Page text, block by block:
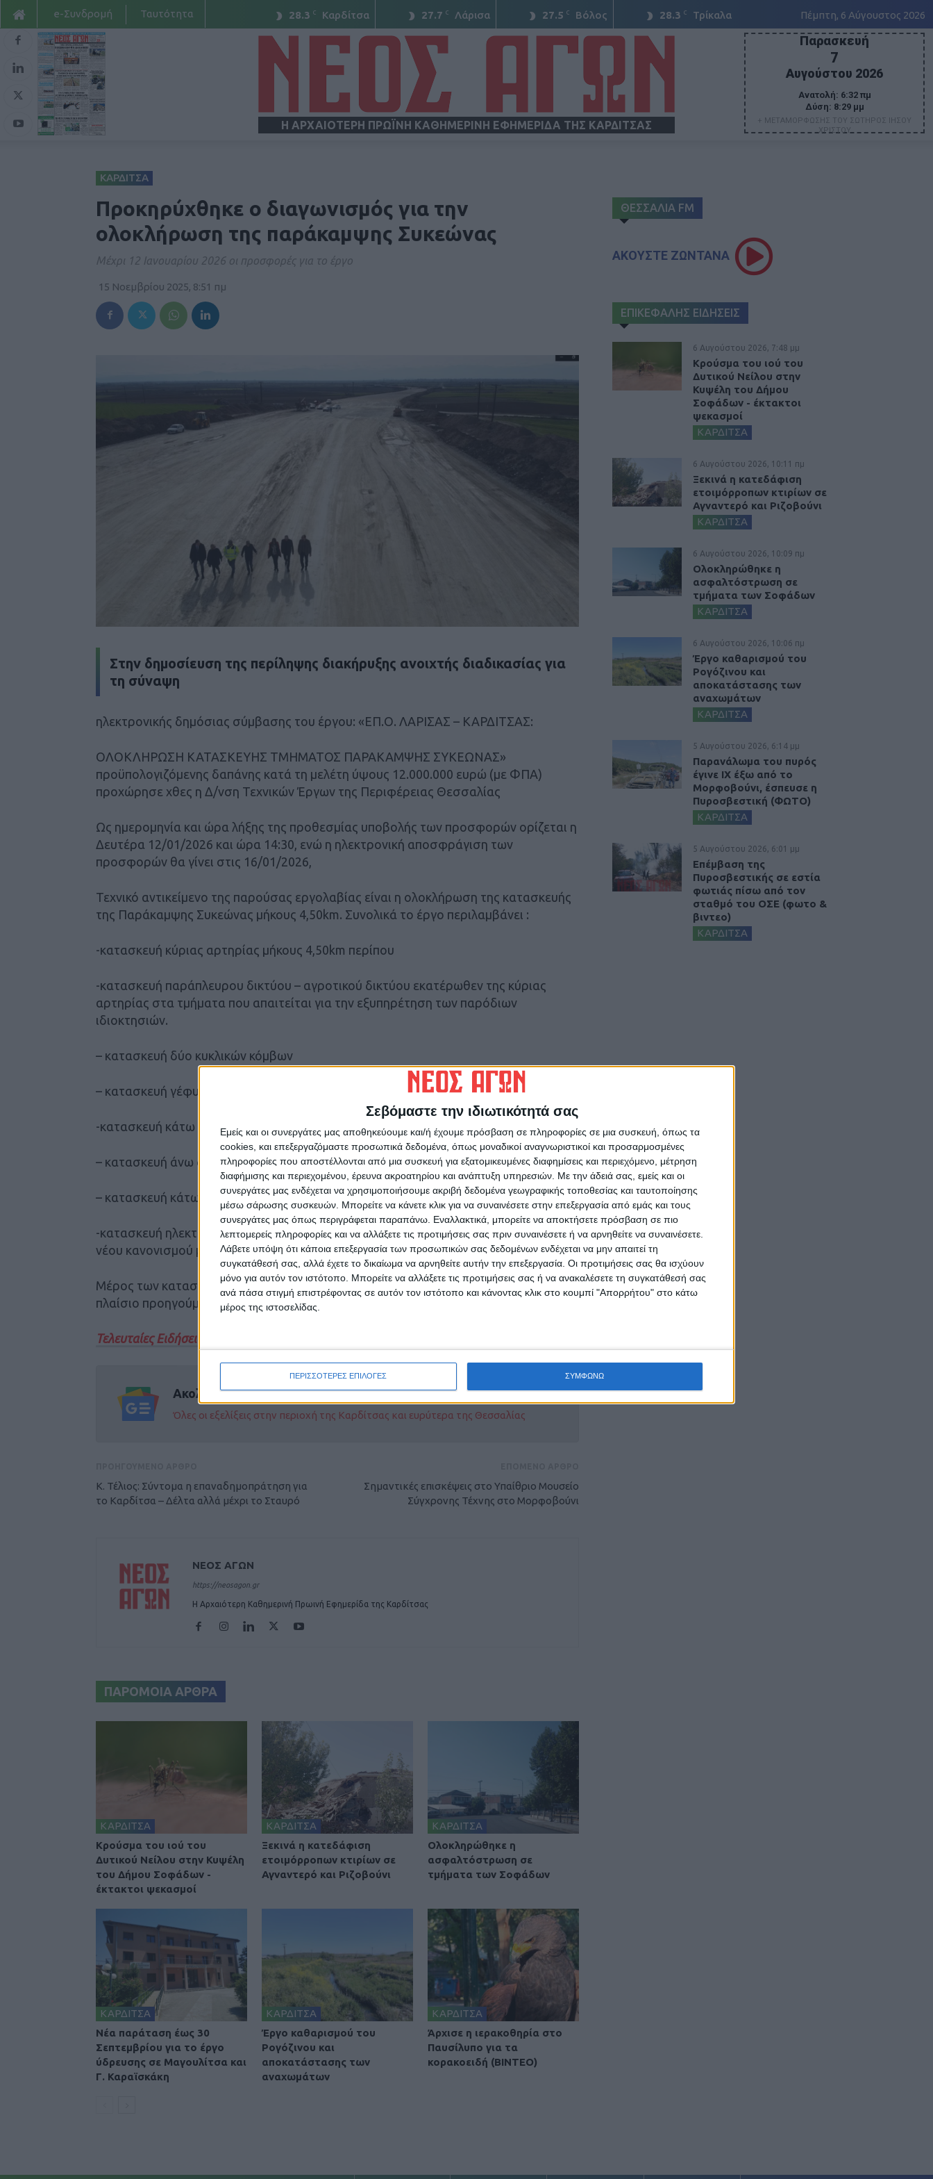
Σεβόμαστε την ιδιωτικότητά σας
Εμείς και οι συνεργάτες μας αποθηκεύουμε και/ή έχουμε πρόσβαση σε πληροφορίες σε μια συσκευή, όπως τα
cookies, και επεξεργαζόμαστε προσωπικά δεδομένα, όπως μοναδικοί αναγνωριστικοί και προσαρμοσμένες
πληροφορίες που αποστέλλονται από μια συσκευή για εξατομικευμένες διαφημίσεις και περιεχόμενο, μέτρηση
διαφήμισης και περιεχομένου, έρευνα ακροατηρίου και ανάπτυξη υπηρεσιών. Με την άδειά σας, εμείς και οι
συνεργάτες μας ενδέχεται να χρησιμοποιήσουμε ακριβή δεδομένα γεωγραφικής τοποθεσίας και ταυτοποίησης
μέσω σάρωσης συσκευών. Μπορείτε να κάνετε κλικ για να συναινέσετε στην επεξεργασία από εμάς και τους
συνεργάτες μας όπως περιγράφεται παραπάνω. Εναλλακτικά, μπορείτε να αποκτήσετε πρόσβαση σε πιο
λεπτομερείς πληροφορίες και να αλλάξετε τις προτιμήσεις σας πριν συναινέσετε ή να αρνηθείτε να συναινέσετε.
Λάβετε υπόψη ότι κάποια επεξεργασία των προσωπικών σας δεδομένων ενδέχεται να μην απαιτεί τη
συγκατάθεσή σας, αλλά έχετε το δικαίωμα να αρνηθείτε αυτήν την επεξεργασία. Οι προτιμήσεις σας θα ισχύουν
μόνο για αυτόν τον ιστότοπο. Μπορείτε να αλλάξετε τις προτιμήσεις σας ή να ανακαλέσετε τη συγκατάθεσή σας
ανά πάσα στιγμή επιστρέφοντας σε αυτόν τον ιστότοπο και κάνοντας κλικ στο κουμπί "Απορρήτου" στο κάτω
μέρος της ιστοσελίδας.
ΠΕΡΙΣΣΟΤΕΡΕΣ ΕΠΙΛΟΓΕΣ ΣΥΜΦΩΝΩ
28.3 C Καρδίτσα 27.7 C Λάρισα 27.5 C Βόλος 28.3 C Τρίκαλα Πέμπτη, 6 Αύγουστος 2026
e-Συνδρομή Ταυτότητα
Η ΑΡΧΑΙΟΤΕΡΗ ΠΡΩΪΝΗ ΚΑΘΗΜΕΡΙΝΗ ΕΦΗΜΕΡΙΔΑ ΤΗΣ ΚΑΡΔΙΤΣΑΣ
Παρασκευή
7
Αυγούστου 2026
Ανατολή: 6:32 πμ
Δύση: 8:29 μμ
+ ΜΕΤΑΜΟΡΦΩΣΗΣ ΤΟΥ ΣΩΤΗΡΟΣ ΙΗΣΟΥ
ΧΡΙΣΤΟΥ
ΚΑΡΔΙΤΣΑ
Προκηρύχθηκε ο διαγωνισμός για την
ολοκλήρωση της παράκαμψης Συκεώνας
Μέχρι 12 Ιανουαρίου 2026 οι προσφορές για το έργο
15 Νοεμβρίου 2025, 8:51 πμ
Στην δημοσίευση της περίληψης διακήρυξης ανοιχτής διαδικασίας για
τη σύναψη
ηλεκτρονικής δημόσιας σύμβασης του έργου: «ΕΠ.Ο. ΛΑΡΙΣΑΣ – ΚΑΡΔΙΤΣΑΣ:
ΟΛΟΚΛΗΡΩΣΗ ΚΑΤΑΣΚΕΥΗΣ ΤΜΗΜΑΤΟΣ ΠΑΡΑΚΑΜΨΗΣ ΣΥΚΕΩΝΑΣ»
προϋπολογιζόμενης δαπάνης κατά τη μελέτη ύψους 12.000.000 ευρώ (με ΦΠΑ)
προχώρησε χθες η Δ/νση Τεχνικών Έργων της Περιφέρειας Θεσσαλίας
Ως ημερομηνία και ώρα λήξης της προθεσμίας υποβολής των προσφορών ορίζεται η
Δευτέρα 12/01/2026 και ώρα 14:30, ενώ η ηλεκτρονική αποσφράγιση των
προσφορών θα γίνει στις 16/01/2026,
Τεχνικό αντικείμενο της παρούσας εργολαβίας είναι η ολοκλήρωση της κατασκευής
της Παράκαμψης Συκεώνας μήκους 4,50km. Συνολικά το έργο περιλαμβάνει :
-κατασκευή κύριας αρτηρίας μήκους 4,50km περίπου
-κατασκευή παράπλευρου δικτύου – αγροτικού δικτύου εκατέρωθεν της κύριας
αρτηρίας στα τμήματα που απαιτείται για την εξυπηρέτηση των παρόδιων
ιδιοκτησιών.
– κατασκευή δύο κυκλικών κόμβων
– κατασκευή γέφυρας στον ποταμό Ενιπέα στην Χ.Θ. 4+137
-κατασκευή κάτω διάβασης στην οδό Συκεώνα – Μικρό Βουνό στην Χ.Θ. 5+744
– κατασκευή άνω διάβασης στη Χ.Θ. 6+999
– κατασκευή κάτω διάβασης στη Χ.Θ. 4+810
-κατασκευή ηλεκτροφωτισμού σύμφωνα με την εγκεκριμένη μελέτη Η/Μ, και του
νέου κανονισμού μελετών φωτισμού οδικών έργων.
Μέρος των κατασκευαστικών εργασιών στο υπ’ όψη τμήμα έχει εκτελεστεί στο
πλαίσιο προηγούμενης εργολαβίας
Τελευταίες Ειδήσεις Σήμερα
Ακολούθησε την εφημερίδα ΝΕΟΣ ΑΓΩΝ στο Google News!
Όλες οι εξελίξεις στην περιοχή της Καρδίτσας και ευρύτερα της Θεσσαλίας
Κ. Τέλιος: Σύντομα η επαναδημοπράτηση για
το Καρδίτσα – Δέλτα αλλά μέχρι το Σταυρό
Σημαντικές επισκέψεις στο Υπαίθριο Μουσείο
Σύγχρονης Τέχνης στο Μορφοβούνι
ΝΕΟΣ ΑΓΩΝ
https://neosagon.gr
Η Αρχαιότερη Καθημερινή Πρωινή Εφημερίδα της Καρδίτσας
ΠΑΡΟΜΟΙΑ ΑΡΘΡΑ
ΚΑΡΔΙΤΣΑ
Κρούσμα του ιού του
Δυτικού Νείλου στην Κυψέλη
του Δήμου Σοφάδων -
έκτακτοι ψεκασμοί
ΚΑΡΔΙΤΣΑ
Ξεκινά η κατεδάφιση
ετοιμόρροπων κτιρίων σε
Αγναντερό και Ριζοβούνι
ΚΑΡΔΙΤΣΑ
Ολοκληρώθηκε η
ασφαλτόστρωση σε
τμήματα των Σοφάδων
ΚΑΡΔΙΤΣΑ
Νέα παράταση έως 30
Σεπτεμβρίου για το έργο
ύδρευσης σε Μαγουλίτσα και
Γ. Καραϊσκάκη
ΚΑΡΔΙΤΣΑ
Έργο καθαρισμού του
Ρογόζινου και
αποκατάστασης των
αναχωμάτων
ΚΑΡΔΙΤΣΑ
Άρχισε η ιερακοθηρία στο
Παυσίλυπο για τα
κορακοειδή (ΒΙΝΤΕΟ)
ΘΕΣΣΑΛΙΑ FM
ΑΚΟΥΣΤΕ ΖΩΝΤΑΝΑ
ΕΠΙΚΕΦΑΛΗΣ ΕΙΔΗΣΕΙΣ
6 Αυγούστου 2026, 7:48 μμ
Κρούσμα του ιού του
Δυτικού Νείλου στην
Κυψέλη του Δήμου
Σοφάδων - έκτακτοι
ψεκασμοί
ΚΑΡΔΙΤΣΑ
6 Αυγούστου 2026, 10:11 πμ
Ξεκινά η κατεδάφιση
ετοιμόρροπων κτιρίων σε
Αγναντερό και Ριζοβούνι
ΚΑΡΔΙΤΣΑ
6 Αυγούστου 2026, 10:09 πμ
Ολοκληρώθηκε η
ασφαλτόστρωση σε
τμήματα των Σοφάδων
ΚΑΡΔΙΤΣΑ
6 Αυγούστου 2026, 10:06 πμ
Έργο καθαρισμού του
Ρογόζινου και
αποκατάστασης των
αναχωμάτων
ΚΑΡΔΙΤΣΑ
5 Αυγούστου 2026, 6:14 μμ
Παρανάλωμα του πυρός
έγινε ΙΧ έξω από το
Μορφοβούνι, έσπευσε η
Πυροσβεστική (ΦΩΤΟ)
ΚΑΡΔΙΤΣΑ
5 Αυγούστου 2026, 6:01 μμ
Επέμβαση της
Πυροσβεστικής σε εστία
φωτιάς πίσω από τον
σταθμό του ΟΣΕ (φωτο &
βιντεο)
ΚΑΡΔΙΤΣΑ